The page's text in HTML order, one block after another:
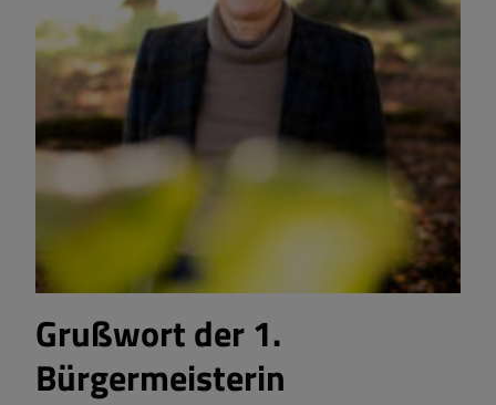
Grußwort der 1.
Bürgermeisterin